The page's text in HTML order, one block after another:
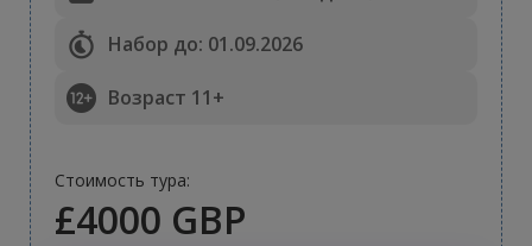
Набор до: 01.09.2026
Возраст 11+
Стоимость тура:
£4000 GBP